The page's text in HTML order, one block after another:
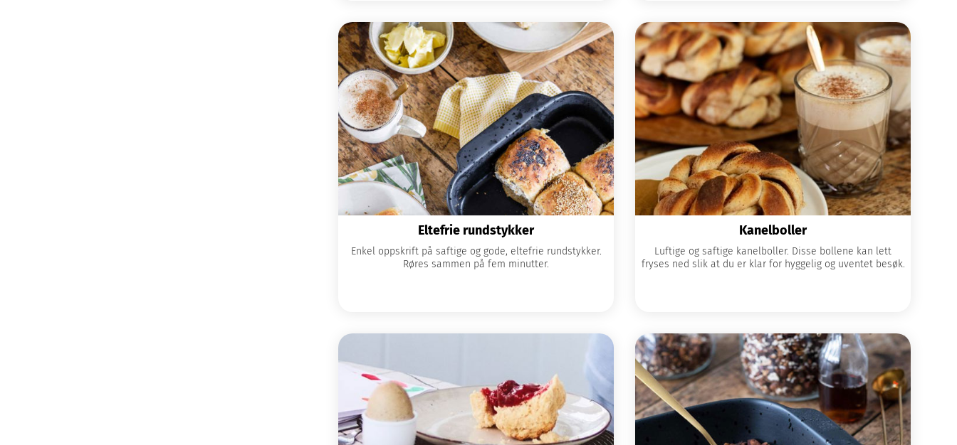
Eltefrie rundstykker
Enkel oppskrift på saftige og gode, eltefrie rundstykker.
Røres sammen på fem minutter.
Kanelboller
Luftige og saftige kanelboller. Disse bollene kan lett
fryses ned slik at du er klar for hyggelig og uventet besøk.